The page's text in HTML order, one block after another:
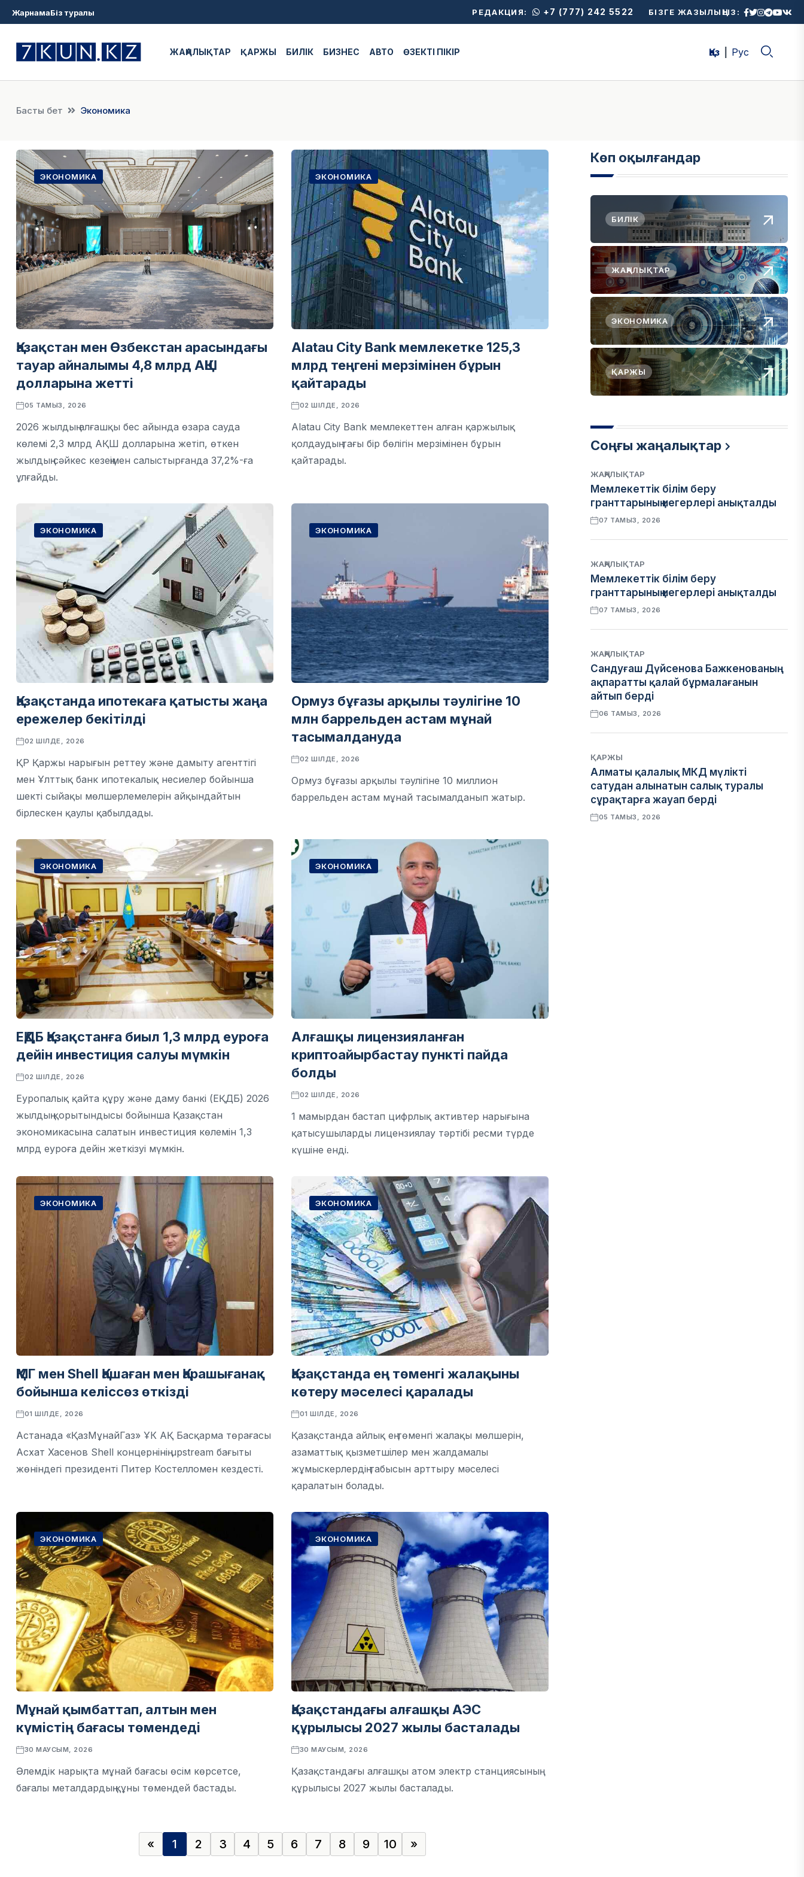
ЖарнамаБіз туралы РЕДАКЦИЯ: +7 (777) 242 5522 БІЗГЕ ЖАЗЫЛЫҢЫЗ:
ЖАҢАЛЫҚТАР ҚАРЖЫ БИЛІК БИЗНЕС АВТО ӨЗЕКТІ ПІКІР Қаз Рус
Басты бет Экономика
ЭКОНОМИКА
Қазақстан мен Өзбекстан арасындағы
тауар айналымы 4,8 млрд АҚШ
долларына жетті
05 ТАМЫЗ, 2026
2026 жылдың алғашқы бес айында өзара сауда
көлемі 2,3 млрд АҚШ долларына жетіп, өткен
жылдың сәйкес кезеңімен салыстырғанда 37,2%-ға
ұлғайды.
ЭКОНОМИКА
Alatau City Bank мемлекетке 125,3
млрд теңгені мерзімінен бұрын
қайтарады
02 ШІЛДЕ, 2026
Alatau City Bank мемлекеттен алған қаржылық
қолдаудың тағы бір бөлігін мерзімінен бұрын
қайтарады.
ЭКОНОМИКА
Қазақстанда ипотекаға қатысты жаңа
ережелер бекітілді
02 ШІЛДЕ, 2026
ҚР Қаржы нарығын реттеу және дамыту агенттігі
мен Ұлттық банк ипотекалық несиелер бойынша
шекті сыйақы мөлшерлемелерін айқындайтын
бірлескен қаулы қабылдады.
ЭКОНОМИКА
Ормуз бұғазы арқылы тәулігіне 10
млн баррельден астам мұнай
тасымалдануда
02 ШІЛДЕ, 2026
Ормуз бұғазы арқылы тәулігіне 10 миллион
баррельден астам мұнай тасымалданып жатыр.
ЭКОНОМИКА
ЕҚДБ Қазақстанға биыл 1,3 млрд еуроға
дейін инвестиция салуы мүмкін
02 ШІЛДЕ, 2026
Еуропалық қайта құру және даму банкі (ЕҚДБ) 2026
жылдың қорытындысы бойынша Қазақстан
экономикасына салатын инвестиция көлемін 1,3
млрд еуроға дейін жеткізуі мүмкін.
ЭКОНОМИКА
Алғашқы лицензияланған
криптоайырбастау пункті пайда
болды
02 ШІЛДЕ, 2026
1 мамырдан бастап цифрлық активтер нарығына
қатысушыларды лицензиялау тәртібі ресми түрде
күшіне енді.
ЭКОНОМИКА
​​ҚМГ мен Shell Қашаған мен Қарашығанақ
бойынша келіссөз өткізді
01 ШІЛДЕ, 2026
Астанада «ҚазМұнайГаз» ҰК АҚ Басқарма төрағасы
Асхат Хасенов Shell концернінің upstream бағыты
жөніндегі президенті Питер Костелломен кездесті.
ЭКОНОМИКА
Қазақстанда ең төменгі жалақыны
көтеру мәселесі қаралады
01 ШІЛДЕ, 2026
Қазақстанда айлық ең төменгі жалақы мөлшерін,
азаматтық қызметшілер мен жалдамалы
жұмыскерлердің табысын арттыру мәселесі
қаралатын болады.
ЭКОНОМИКА
Мұнай қымбаттап, алтын мен
күмістің бағасы төмендеді
30 МАУСЫМ, 2026
Әлемдік нарықта мұнай бағасы өсім көрсетсе,
бағалы металдардың құны төмендей бастады.
ЭКОНОМИКА
Қазақстандағы алғашқы АЭС
құрылысы 2027 жылы басталады
30 МАУСЫМ, 2026
Қазақстандағы алғашқы атом электр станциясының
құрылысы 2027 жылы басталады.
« 1 2 3 4 5 6 7 8 9 10 »
Көп оқылғандар
БИЛІК
ЖАҢАЛЫҚТАР
ЭКОНОМИКА
ҚАРЖЫ
Соңғы жаңалықтар
ЖАҢАЛЫҚТАР
Мемлекеттік білім беру
гранттарының иегерлері анықталды
07 ТАМЫЗ, 2026
ЖАҢАЛЫҚТАР
Мемлекеттік білім беру
гранттарының иегерлері анықталды
07 ТАМЫЗ, 2026
ЖАҢАЛЫҚТАР
Сандуғаш Дүйсенова Бажкенованың
ақпаратты қалай бұрмалағанын
айтып берді
06 ТАМЫЗ, 2026
ҚАРЖЫ
Алматы қалалық МКД мүлікті
сатудан алынатын салық туралы
сұрақтарға жауап берді
05 ТАМЫЗ, 2026